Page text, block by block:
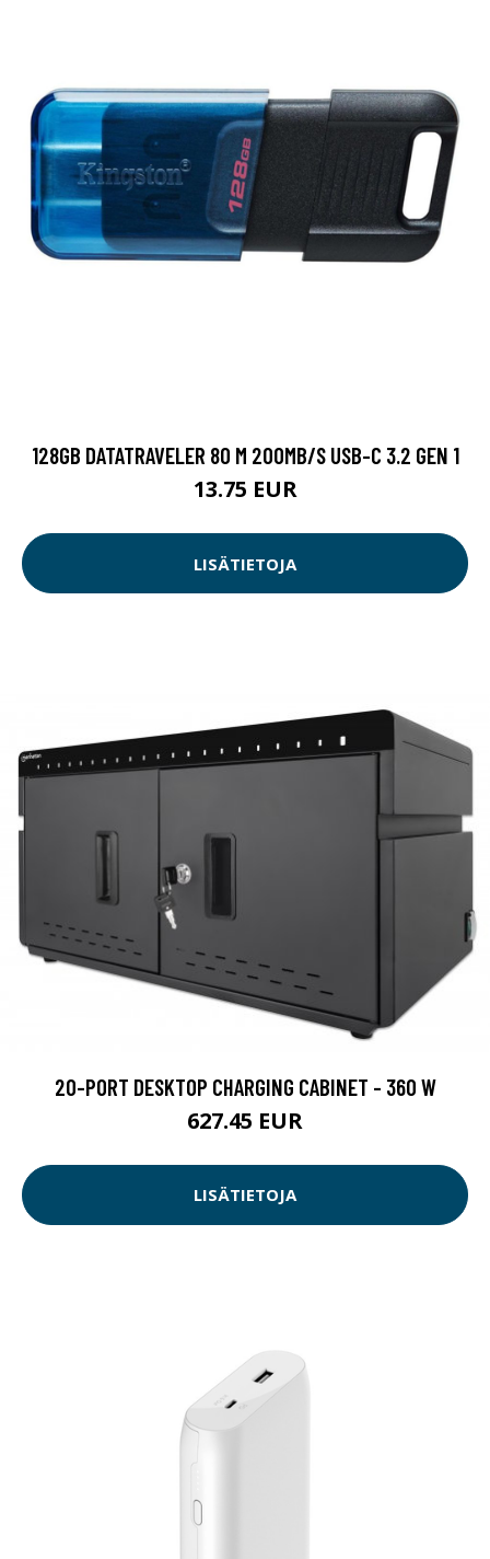
128GB DATATRAVELER 80 M 200MB/S USB-C 3.2 GEN 1
13.75 EUR
LISÄTIETOJA
20-PORT DESKTOP CHARGING CABINET - 360 W
627.45 EUR
LISÄTIETOJA